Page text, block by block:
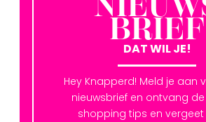
BRIEF
DAT WIL JE!
Hey Knapperd! Meld je aan
nieuwsbrief en ontvang
shopping tips en vergeet